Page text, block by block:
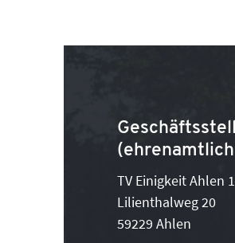
TV Einigkeit Ahlen
Lilienthalweg 20
59229 Ahlen